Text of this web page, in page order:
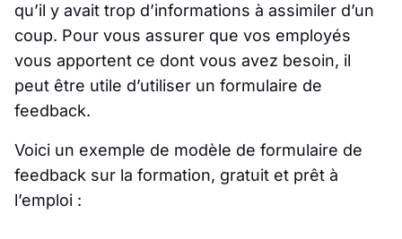
qu’il y avait trop d’informations à assimiler d’un
coup. Pour vous assurer que vos employés
vous apportent ce dont vous avez besoin, il
peut être utile d’utiliser un formulaire de
feedback.
Voici un exemple de modèle de formulaire de
feedback sur la formation, gratuit et prêt à
l’emploi :